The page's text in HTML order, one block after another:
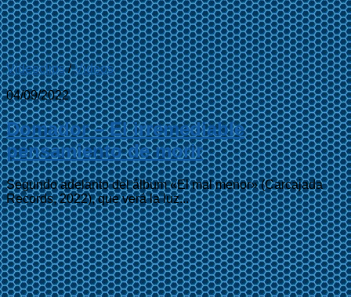
Videoclips/Videos
04/09/2022
Domador – El irremediable
pensamiento de morir
Segundo adelanto del álbum «El mal menor» (Carcajada
Records, 2022), que verá la luz...